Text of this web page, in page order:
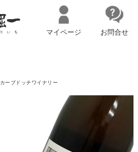
マイページ お問合せ
カーブドッチワイナリー